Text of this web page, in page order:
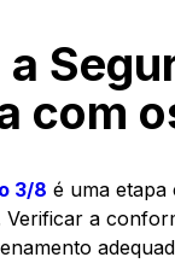
com
3/8 é uma etapa
a